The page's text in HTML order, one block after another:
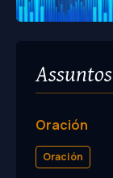
Assuntos
Oración
Oración